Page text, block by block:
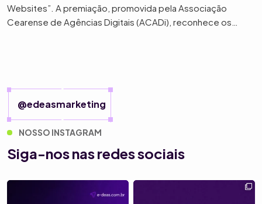
Websites”. A premiação, promovida pela Associação
Cearense de Agências Digitais (ACADi), reconhece os
NOSSO INSTAGRAM
Siga-nos nas redes sociais
@edeasmarketing